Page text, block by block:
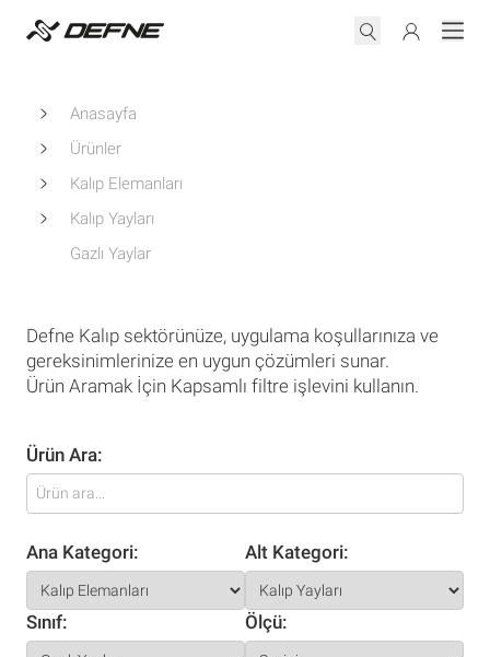
Anasayfa
Ürünler
Kalıp Elemanları
Kalıp Yayları
Gazlı Yaylar
Defne Kalıp sektörünüze, uygulama koşullarınıza ve
gereksinimlerinize en uygun çözümleri sunar.
Ürün Aramak İçin Kapsamlı filtre işlevini kullanın.
Ürün Ara:
Ana Kategori: Alt Kategori:
Sınıf: Ölçü: